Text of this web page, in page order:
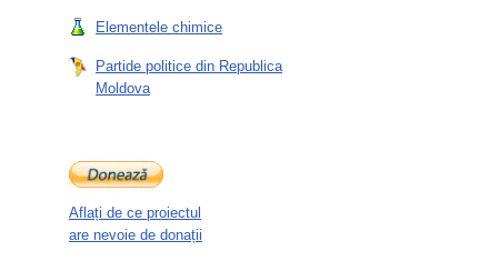
Elementele chimice
Partide politice din Republica
Moldova
Aflați de ce proiectul
are nevoie de donații